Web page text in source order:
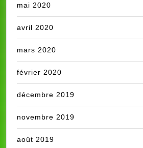
mai 2020
avril 2020
mars 2020
février 2020
décembre 2019
novembre 2019
août 2019